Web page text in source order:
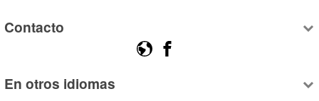
Contacto
En otros idiomas